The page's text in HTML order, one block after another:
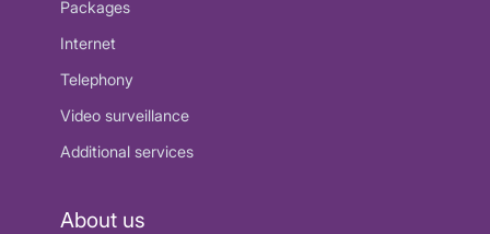
Packages
Internet
Telephony
Video surveillance
Additional services
About us